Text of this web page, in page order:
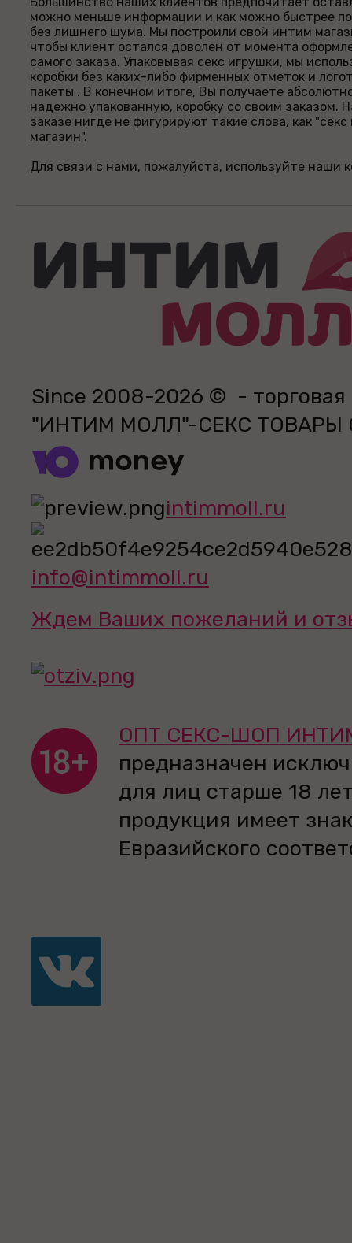
можно меньше информации и как можно быстрее
без лишнего шума. Мы построили свой интим
чтобы клиент остался доволен от момента
самого заказа. Упаковывая секс игрушки, мы
коробки без каких-либо фирменных отметок и
пакеты . В конечном итоге, Вы получаете
надежно упакованную, коробку со своим заказом.
заказе нигде не фигурируют такие слова, как
магазин".
Для связи с нами, пожалуйста, используйте наши
Since 2008-2026 © - торговая
"ИНТИМ МОЛЛ"-СЕКС
intimmoll.ru
info@intimmoll.ru
Ждем Ваших пожеланий и
ОПТ СЕКС-ШОП
предназначен
для лиц старше 18
продукция имеет
Евразийского